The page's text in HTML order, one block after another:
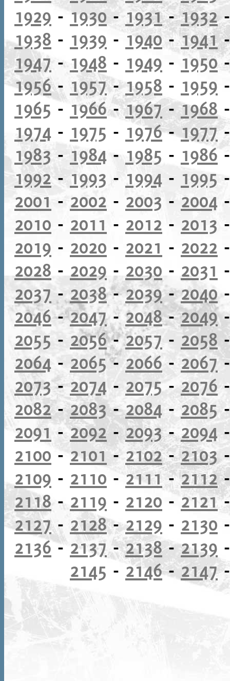
1929 -1930-1931-1932
1938 - 1939 - 1940-1941
1947- 1948 - 1949 - 1950
1956- 1957-1958 - 1959
1965 - 1966-1967-1968
1974 - 1975 - 1976-1977
1983 -1984 - 1985 - 1986
1992- 1993 - 1994 - 1995
2001 - 2002 - 2003 - 2004
2010 - 2011 - 2012 - 2013
2019 - 2020 - 2021 - 2022
2028 - 2029 - 2030 - 2031
2037 - 2038-2039-2040
2046-2047- 2048-2049
2055 - 2056-2057 - 2058
2064 - 2065-2066-2067
2073-2074 - 2075-2076
2082-2083-2084-2085
2091 -2092-2093-2094
2100 -2101-2102-2103
2109 - 2110 -2111-2112
2118- 2119 - 2120 - 2121
2127- 2128-2129 - 2130
2136- 2137-2138-2139
2145 - 2146-2147